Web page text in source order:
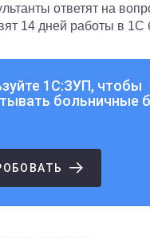
ответят на
14 дней работы в 1С
1С:ЗУП, чтобы
больничные